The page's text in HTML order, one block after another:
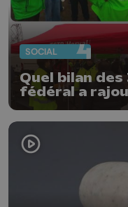
SOCIAL
Quel bilan
fédéral a